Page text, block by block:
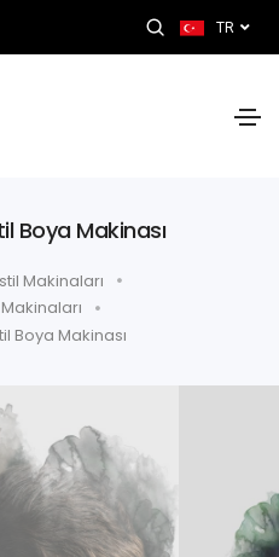
TR
Boya Makinası
Makinaları
Boya Makinası